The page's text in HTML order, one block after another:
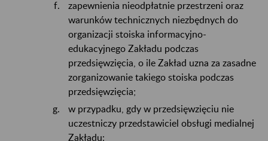
zapewnienia nieodpłatnie przestrzeni oraz
warunków technicznych niezbędnych do
organizacji stoiska informacyjno-
edukacyjnego Zakładu podczas
przedsięwzięcia, o ile Zakład uzna za zasadne
zorganizowanie takiego stoiska podczas
przedsięwzięcia;
w przypadku, gdy w przedsięwzięciu nie
uczestniczy przedstawiciel obsługi medialnej
Zakładu: